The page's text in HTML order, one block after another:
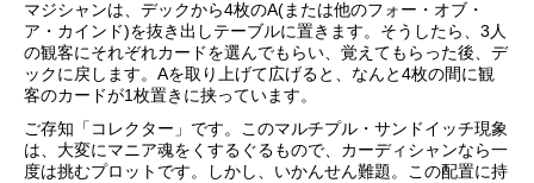
マジシャンは、デックから4枚のA(または他のフォー・オブ・
ア・カインド)を抜き出しテーブルに置きます。そうしたら、3人
の観客にそれぞれカードを選んでもらい、覚えてもらった後、デ
ックに戻します。Aを取り上げて広げると、なんと4枚の間に観
客のカードが1枚置きに挟っています。
ご存知「コレクター」です。このマルチプル・サンドイッチ現象
は、大変にマニア魂をくするぐるもので、カーディシャンなら一
度は挑むプロットです。しかし、いかんせん難題。この配置に持